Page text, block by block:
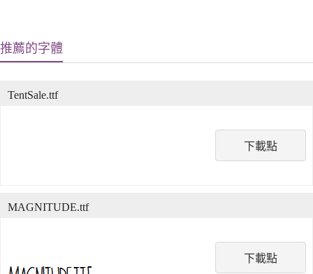
推薦的字體
下載點
TentSale.ttf
下載點
MAGNITUDE.ttf